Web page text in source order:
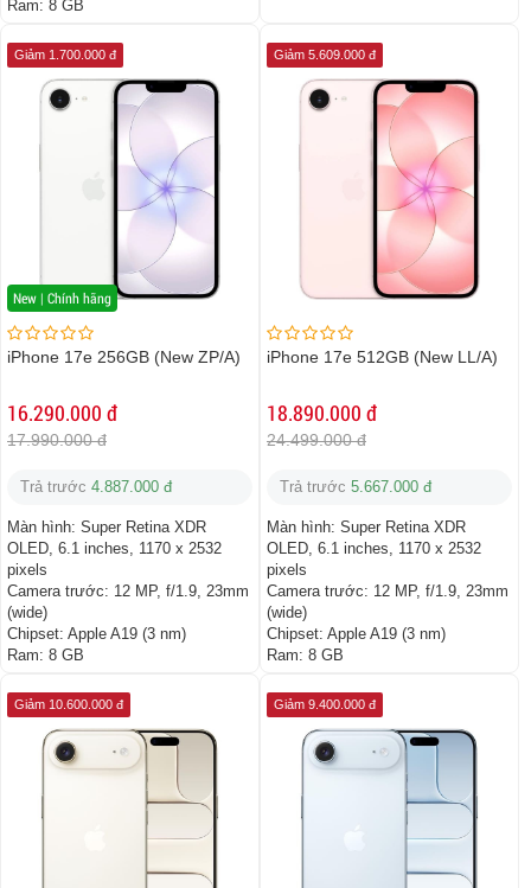
Ram: 8 GB
New | Chính hãng
Giảm 1.700.000 đ
iPhone 17e 256GB (New ZP/A)
16.290.000 đ
17.990.000 đ
Trả trước 4.887.000 đ
Màn hình: Super Retina XDR
OLED, 6.1 inches, 1170 x 2532
pixels
Camera trước: 12 MP, f/1.9, 23mm
(wide)
Chipset: Apple A19 (3 nm)
Ram: 8 GB
Giảm 5.609.000 đ
iPhone 17e 512GB (New LL/A)
18.890.000 đ
24.499.000 đ
Trả trước 5.667.000 đ
Màn hình: Super Retina XDR
OLED, 6.1 inches, 1170 x 2532
pixels
Camera trước: 12 MP, f/1.9, 23mm
(wide)
Chipset: Apple A19 (3 nm)
Ram: 8 GB
Giảm 10.600.000 đ Giảm 9.400.000 đ